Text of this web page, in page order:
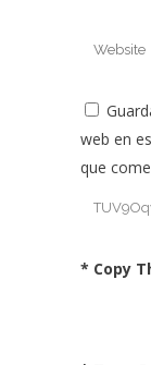
web en
que
* Copy